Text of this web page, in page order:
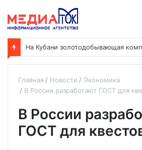
Главная Новости
Экономика
В России разработают ГОСТ для
В России
ГОСТ для